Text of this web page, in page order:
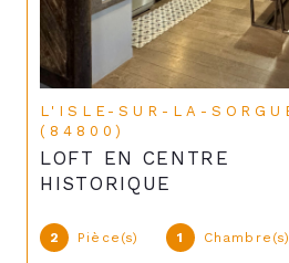
L'ISLE-SUR-LA-SORGUE
(84800)
LOFT EN CENTRE
HISTORIQUE
2 Pièce(s) 1 Chambre(s)